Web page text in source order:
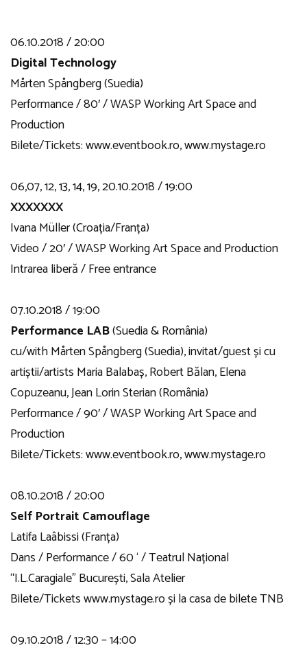
06.10.2018 / 20:00
Digital Technology
Mårten Spångberg (Suedia)
Performance / 80′ / WASP Working Art Space and
Production
Bilete/Tickets: www.eventbook.ro, www.mystage.ro
06,07, 12, 13, 14, 19, 20.10.2018 / 19:00
XXXXXXX
Ivana Müller (Croația/Franța)
Video / 20′ / WASP Working Art Space and Production
Intrarea liberă / Free entrance
07.10.2018 / 19:00
Performance LAB(Suedia & România)
cu/with Mårten Spångberg (Suedia), invitat/guest și cu
artiștii/artists Maria Balabaș, Robert Bălan, Elena
Copuzeanu, Jean Lorin Sterian (România)
Performance / 90′ / WASP Working Art Space and
Production
Bilete/Tickets: www.eventbook.ro, www.mystage.ro
08.10.2018 / 20:00
Self Portrait Camouflage
Latifa Laâbissi (Franța)
Dans / Performance / 60 ‘ / Teatrul Național
“I.L.Caragiale” București, Sala Atelier
Bilete/Tickets www.mystage.ro și la casa de bilete TNB
09.10.2018 / 12:30 – 14:00